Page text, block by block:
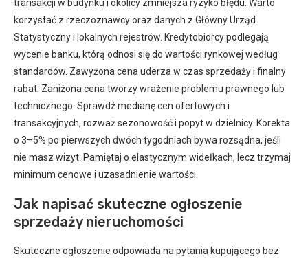
transakcji w budynku i okolicy zmniejsza ryzyko błędu. Warto
korzystać z rzeczoznawcy oraz danych z Główny Urząd
Statystyczny i lokalnych rejestrów. Kredytobiorcy podlegają
wycenie banku, którą odnosi się do wartości rynkowej według
standardów. Zawyżona cena uderza w czas sprzedaży i finalny
rabat. Zaniżona cena tworzy wrażenie problemu prawnego lub
technicznego. Sprawdź medianę cen ofertowych i
transakcyjnych, rozważ sezonowość i popyt w dzielnicy. Korekta
o 3–5% po pierwszych dwóch tygodniach bywa rozsądna, jeśli
nie masz wizyt. Pamiętaj o elastycznym widełkach, lecz trzymaj
minimum cenowe i uzasadnienie wartości.
Jak napisać skuteczne ogłoszenie
sprzedaży nieruchomości
Skuteczne ogłoszenie odpowiada na pytania kupującego bez